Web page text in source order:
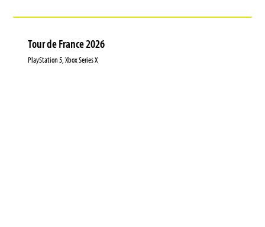
Tour de France 2026
PlayStation 5, Xbox Series X